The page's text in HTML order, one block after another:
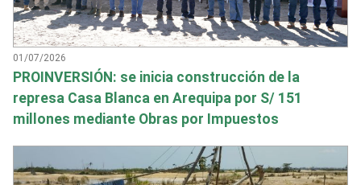
01/07/2026
PROINVERSIÓN: se inicia construcción de la
represa Casa Blanca en Arequipa por S/ 151
millones mediante Obras por Impuestos